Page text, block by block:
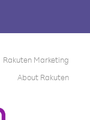
Rakuten Marketing
About Rakuten